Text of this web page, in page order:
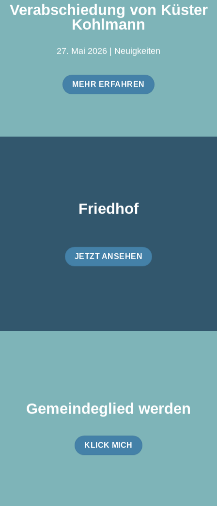
Verabschiedung von Küster
Kohlmann
27. Mai 2026 | Neuigkeiten
MEHR ERFAHREN
Friedhof
JETZT ANSEHEN
Gemeindeglied werden
KLICK MICH